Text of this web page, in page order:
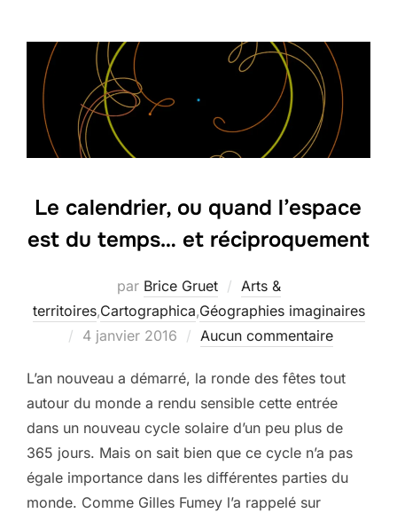
Le calendrier, ou quand l’espace
est du temps… et réciproquement
par Brice Gruet
Arts &
territoires,Cartographica,Géographies imaginaires
Publié
4 janvier 2016 Aucun commentaire
L’an nouveau a démarré, la ronde des fêtes tout
autour du monde a rendu sensible cette entrée
dans un nouveau cycle solaire d’un peu plus de
365 jours. Mais on sait bien que ce cycle n’a pas
égale importance dans les différentes parties du
monde. Comme Gilles Fumey l’a rappelé sur